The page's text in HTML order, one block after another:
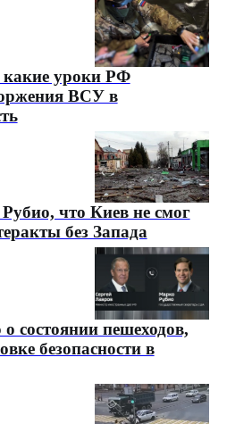
какие уроки РФ
ВСУ в
что Киев не смог
без Запада
о состоянии пешеходов,
безопасности в